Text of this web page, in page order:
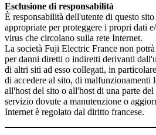
Esclusione di responsabilità
È responsabilità dell'utente di questo
appropriate per proteggere i propri dati
virus che circolano sulla rete Internet.
La società Fuji Electric France non potrà
per danni diretti o indiretti derivanti
di altri siti ad esso collegati, in
di accedere al sito, di malfunzionamenti
all'host del sito o all'host di una parte
servizio dovute a manutenzione o
Internet è regolato dal diritto francese.